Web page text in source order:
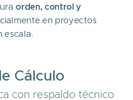
orden, control y
en proyectos
escala.
Cálculo
con respaldo técnico